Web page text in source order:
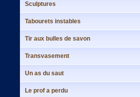
Sculptures
Tabourets instables
Tir aux bulles de savon
Transvasement
Un as du saut
Le prof a perdu